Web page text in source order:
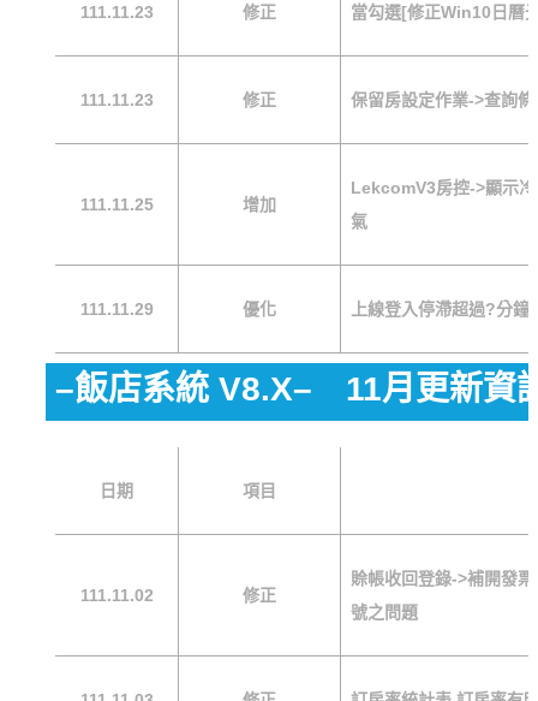
111.11.23 修正 當勾選[修正Win10日曆
111.11.23 修正 保留房設定作業->查詢
111.11.25 增加
LekcomV3房控->顯示
氣
111.11.29 優化 上線登入停滯超過?分
–飯店系統 V8.X– 11月更新資
日期 項目
111.11.02 修正
賒帳收回登錄->補開發
號之問題